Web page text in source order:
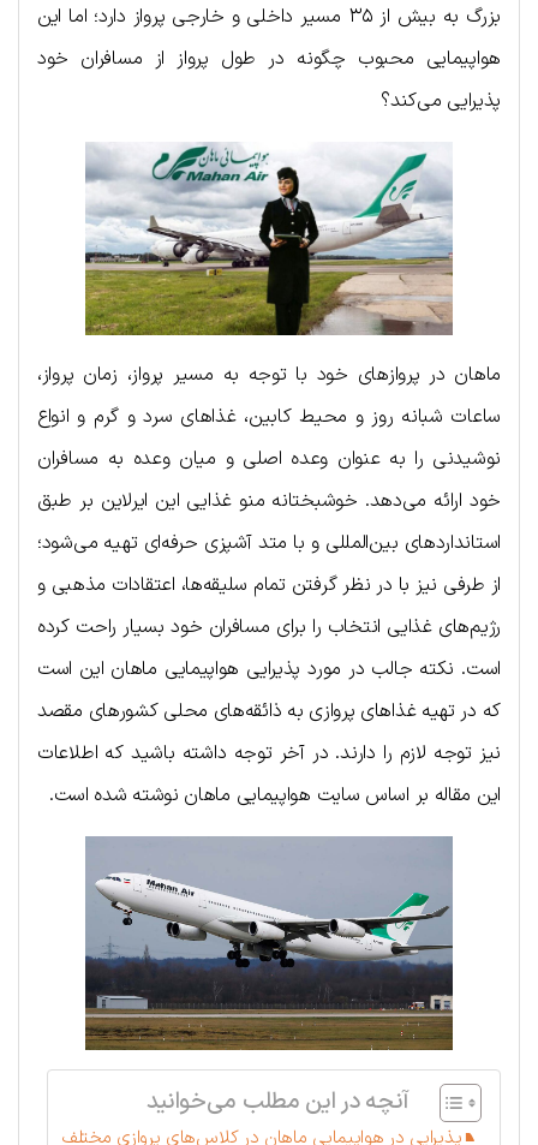
بزرگ به بیش از ۳۵ مسیر داخلی و خارجی پرواز دارد؛ اما این
هواپیمایی محبوب چگونه در طول پرواز از مسافران خود
پذیرایی می‌کند؟
ماهان در پروازهای خود با توجه به مسیر پرواز، زمان پرواز،
ساعات شبانه روز و محیط کابین، غذاهای سرد و گرم و انواع
نوشیدنی را به عنوان وعده اصلی و میان وعده به مسافران
خود ارائه می‌دهد. خوشبختانه منو غذایی این ایرلاین بر طبق
استانداردهای بین‌المللی و با متد آشپزی حرفه‌ای تهیه می‌شود؛
از طرفی نیز با در نظر گرفتن تمام سلیقه‌ها، اعتقادات مذهبی و
رژیم‌‌های غذایی انتخاب را برای مسافران خود بسیار راحت کرده
است. نکته جالب در مورد پذیرایی هواپیمایی ماهان این است
که در تهیه غذاهای پروازی به ذائقه‌های محلی کشورهای مقصد
نیز توجه لازم را دارند. در آخر توجه داشته باشید که اطلاعات
این مقاله بر اساس سایت هواپیمایی ماهان نوشته شده است.
آنچه در این مطلب می‌خوانید
پذیرایی در هواپیمایی ماهان در کلاس‌های پروازی مختلف